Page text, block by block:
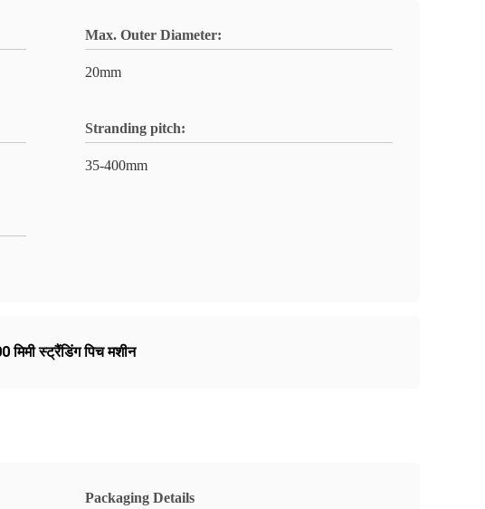
Max. Outer Diameter:
20mm
Stranding pitch:
35-400mm
स्ट्रैंडिंग पिच मशीन
Packaging Details